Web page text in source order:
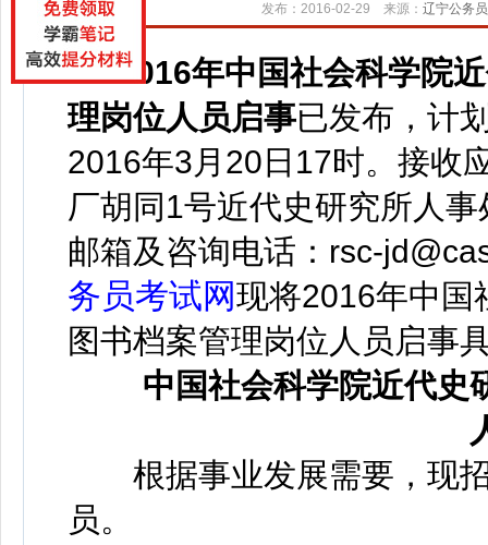
发布：2016-02-29 来源： 辽宁公务
2016年中国社会科学院
理岗位人员启事已发布，计
2016年3月20日17时。接收
厂胡同1号近代史研究所人
邮箱及咨询电话：rsc-
务员考试网现将2016年中国
图书档案管理岗位人员启事
中国社会科学院近代史
根据事业发展需要，现招
员。